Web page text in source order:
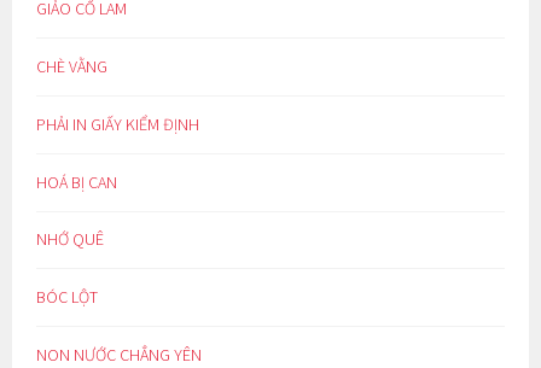
GIẢO CỔ LAM
CHÈ VẰNG
PHẢI IN GIẤY KIỂM ĐỊNH
HOÁ BỊ CAN
NHỚ QUÊ
BÓC LỘT
NON NƯỚC CHẲNG YÊN